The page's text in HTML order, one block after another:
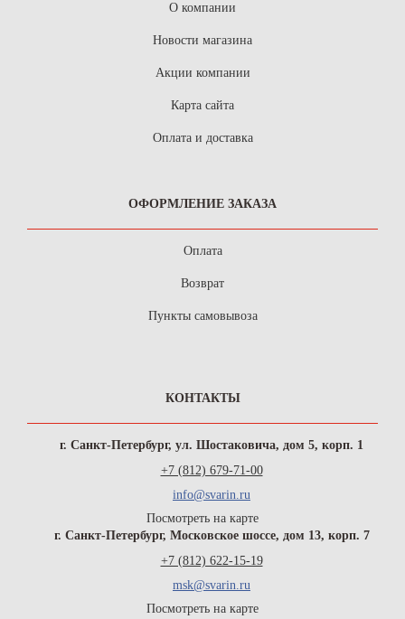
О компании
Новости магазина
Акции компании
Карта сайта
Оплата и доставка
ОФОРМЛЕНИЕ ЗАКАЗА
Оплата
Возврат
Пункты самовывоза
КОНТАКТЫ
г. Санкт-Петербург, ул. Шостаковича, дом 5, корп. 1
+7 (812) 679-71-00
info@svarin.ru
Посмотреть на карте
г. Санкт-Петербург, Московское шоссе, дом 13, корп. 7
+7 (812) 622-15-19
msk@svarin.ru
Посмотреть на карте